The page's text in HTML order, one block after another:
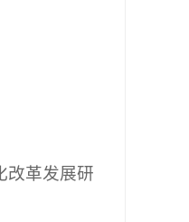
改革发展研